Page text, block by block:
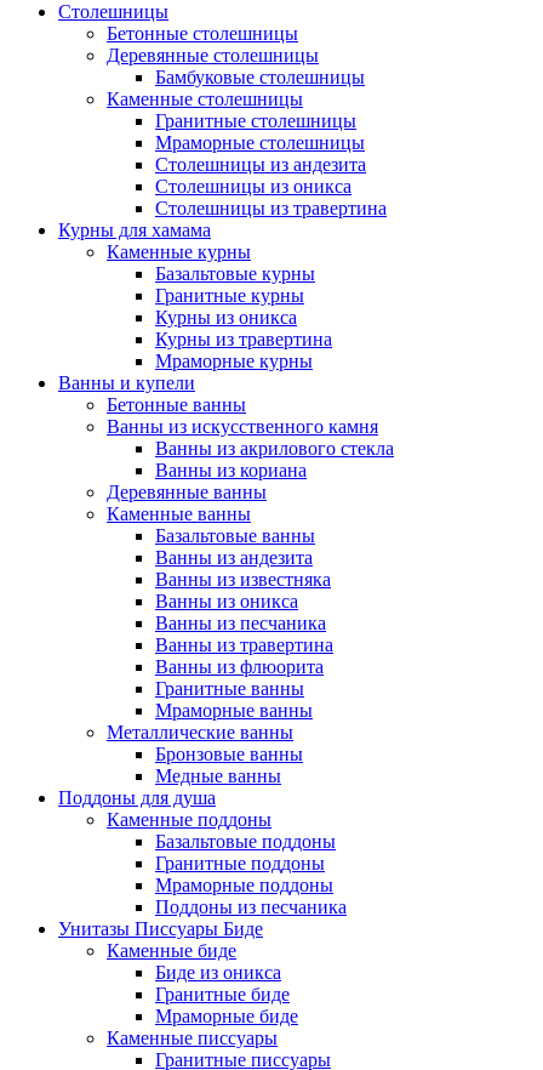
Столешницы
Бетонные столешницы
Деревянные столешницы
Бамбуковые столешницы
Каменные столешницы
Гранитные столешницы
Мраморные столешницы
Столешницы из андезита
Столешницы из оникса
Столешницы из травертина
Курны для хамама
Каменные курны
Базальтовые курны
Гранитные курны
Курны из оникса
Курны из травертина
Мраморные курны
Ванны и купели
Бетонные ванны
Ванны из искусственного камня
Ванны из акрилового стекла
Ванны из кориана
Деревянные ванны
Каменные ванны
Базальтовые ванны
Ванны из андезита
Ванны из известняка
Ванны из оникса
Ванны из песчаника
Ванны из травертина
Ванны из флюорита
Гранитные ванны
Мраморные ванны
Металлические ванны
Бронзовые ванны
Медные ванны
Поддоны для душа
Каменные поддоны
Базальтовые поддоны
Гранитные поддоны
Мраморные поддоны
Поддоны из песчаника
Унитазы Писсуары Биде
Каменные биде
Биде из оникса
Гранитные биде
Мраморные биде
Каменные писсуары
Гранитные писсуары